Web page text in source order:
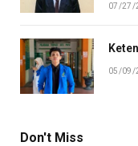
07/27/
05/09/
Don't Miss